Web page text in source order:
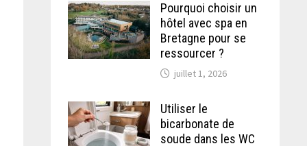
Pourquoi choisir un
hôtel avec spa en
Bretagne pour se
ressourcer ?
juillet 1, 2026
Utiliser le
bicarbonate de
soude dans les WC